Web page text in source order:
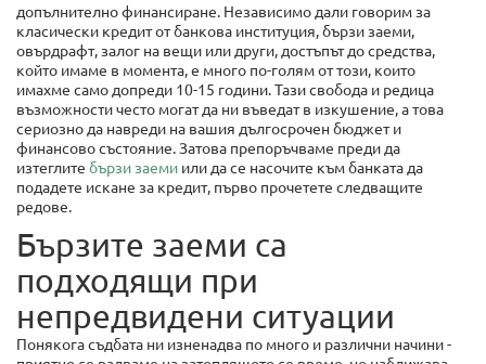
допълнително финансиране. Независимо дали говорим за
класически кредит от банкова институция, бързи заеми,
овърдрафт, залог на вещи или други, достъпът до средства,
който имаме в момента, е много по-голям от този, които
имахме само допреди 10-15 години. Тази свобода и редица
възможности често могат да ни въведат в изкушение, а това
сериозно да навреди на вашия дългосрочен бюджет и
финансово състояние. Затова препоръчваме преди да
изтеглите бързи заеми или да се насочите към банката да
подадете искане за кредит, първо прочетете следващите
редове.
Бързите заеми са
подходящи при
непредвидени ситуации
Понякога съдбата ни изненадва по много и различни начини -